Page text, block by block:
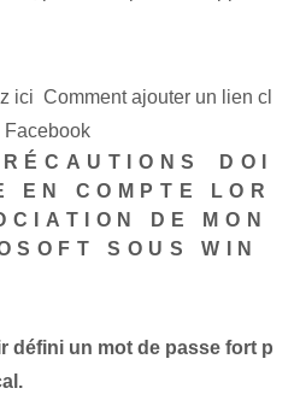
ici Comment ajouter un lien cl
Facebook
DOI
EN COMPTE LOR
DE MON
SOUS WIN
défini un mot de passe fort p